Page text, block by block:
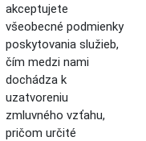
akceptujete
všeobecné podmienky
poskytovania služieb,
čím medzi nami
dochádza k
uzatvoreniu
zmluvného vzťahu,
pričom určité